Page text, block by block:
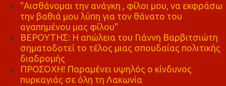
"Αισθάνομαι την ανάγκη , φίλοι μου, να εκφράσω
την βαθιά μου λύπη για τον θάνατο του
αγαπημένου μας φίλου"
ΒΕΡΟΥΤΗΣ: Η απώλεια του Γιάννη Βαρβιτσιώτη
σηματοδοτεί το τέλος μιας σπουδαίας πολιτικής
διαδρομής
ΠΡΟΣΟΧΗ! Παραμένει υψηλός ο κίνδυνος
πυρκαγιάς σε όλη τη Λακωνία